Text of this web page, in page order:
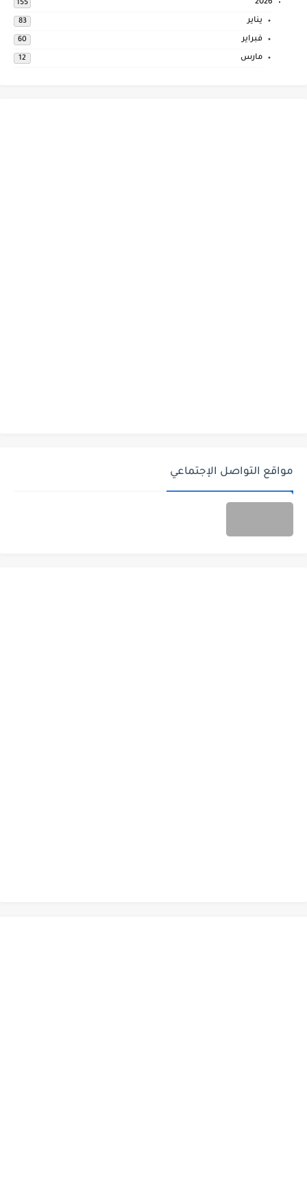
2026
155
يناير 83
فبراير 60
مارس 12
مواقع التواصل الإجتماعي